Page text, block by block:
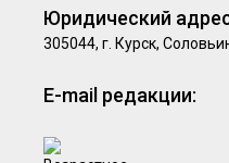
Юридический
305044, г. Курск,
E-mail редакции: